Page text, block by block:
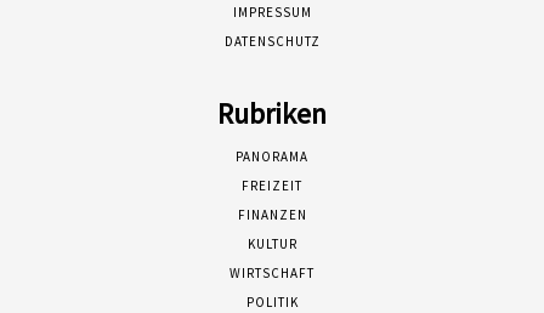
IMPRESSUM
DATENSCHUTZ
Rubriken
PANORAMA
FREIZEIT
FINANZEN
KULTUR
WIRTSCHAFT
POLITIK